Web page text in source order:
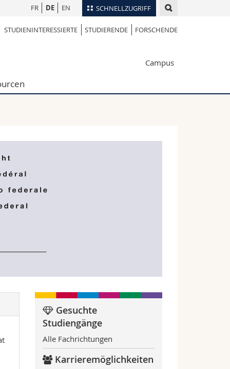
SCHNELLZUGRIFF
Personenverzeichnis
Vorlesungsverzeichnis
FR DE EN
STUDIENINTERESSIERTE STUDIERENDE FORSCHENDE
Campus
Gesuchte
Studiengänge
Alle Fachrichtungen
Karrieremöglichkeiten